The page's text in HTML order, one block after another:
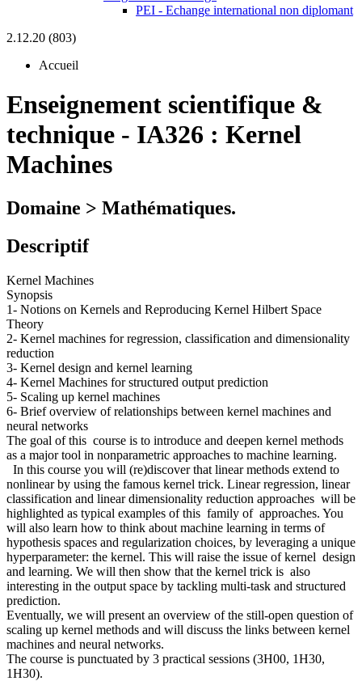
PEI - Echange international non diplomant
2.12.20 (803)
Accueil
Enseignement scientifique &
technique - IA326 : Kernel
Machines
Domaine > Mathématiques.
Descriptif
Kernel Machines
Synopsis
1- Notions on Kernels and Reproducing Kernel Hilbert Space
Theory
2- Kernel machines for regression, classification and dimensionality
reduction
3- Kernel design and kernel learning
4- Kernel Machines for structured output prediction
5- Scaling up kernel machines
6- Brief overview of relationships between kernel machines and
neural networks
The goal of this course is to introduce and deepen kernel methods
as a major tool in nonparametric approaches to machine learning.
In this course you will (re)discover that linear methods extend to
nonlinear by using the famous kernel trick. Linear regression, linear
classification and linear dimensionality reduction approaches will be
highlighted as typical examples of this family of approaches. You
will also learn how to think about machine learning in terms of
hypothesis spaces and regularization choices, by leveraging a unique
hyperparameter: the kernel. This will raise the issue of kernel design
and learning. We will then show that the kernel trick is also
interesting in the output space by tackling multi-task and structured
prediction.
Eventually, we will present an overview of the still-open question of
scaling up kernel methods and will discuss the links between kernel
machines and neural networks.
The course is punctuated by 3 practical sessions (3H00, 1H30,
1H30).